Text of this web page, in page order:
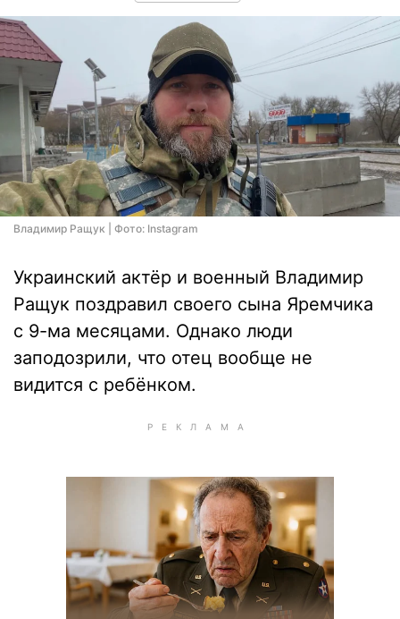
Владимир Ращук | Фото: Instagram
Украинский актёр и военный Владимир
Ращук поздравил своего сына Яремчика
с 9-ма месяцами. Однако люди
заподозрили, что отец вообще не
видится с ребёнком.